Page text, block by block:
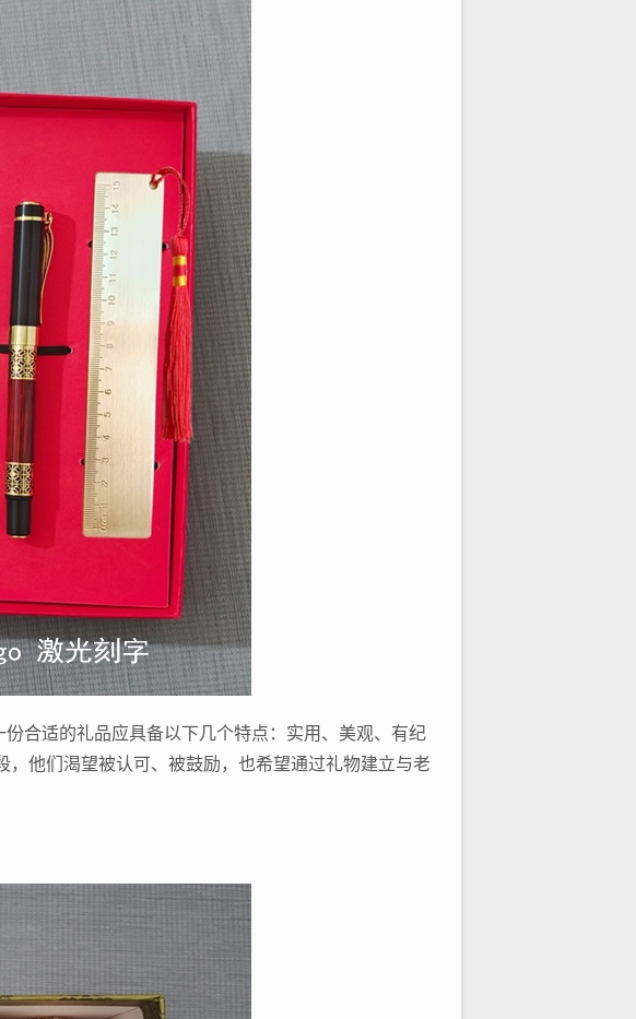
合适的礼品应具备以下几个特点：实用、美观、有纪
他们渴望被认可、被鼓励，也希望通过礼物建立与老